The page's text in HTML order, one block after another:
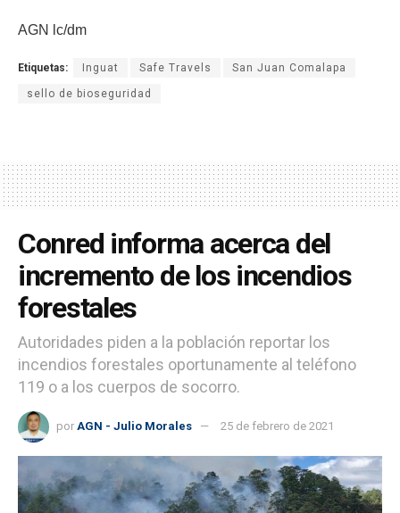
AGN lc/dm
Etiquetas: Inguat Safe Travels San Juan Comalapa
sello de bioseguridad
Conred informa acerca del
incremento de los incendios
forestales
Autoridades piden a la población reportar los
incendios forestales oportunamente al teléfono
119 o a los cuerpos de socorro.
por AGN - Julio Morales 25 de febrero de 2021